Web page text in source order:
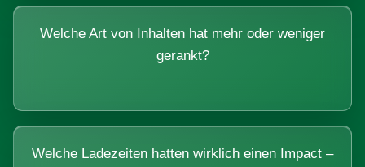
Welche Art von Inhalten hat mehr oder weniger
gerankt?
Welche Ladezeiten hatten wirklich einen Impact –